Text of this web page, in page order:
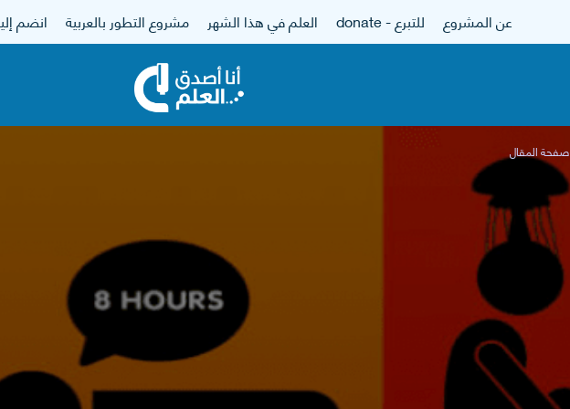
عن المشروع للتبرع - donate العلم في هذا الشهر مشروع التطور بالعربية انضم
صفحة المقال